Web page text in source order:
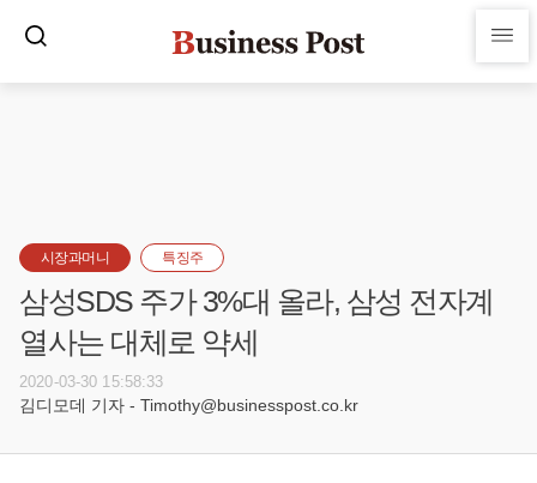
시장과머니 특징주
삼성SDS 주가 3%대 올라, 삼성 전자계
열사는 대체로 약세
2020-03-30 15:58:33
김디모데 기자 - Timothy@businesspost.co.kr